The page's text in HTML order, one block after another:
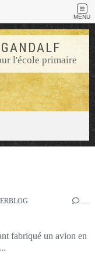
MENU
l'école primaire
…
fabriqué un avion en